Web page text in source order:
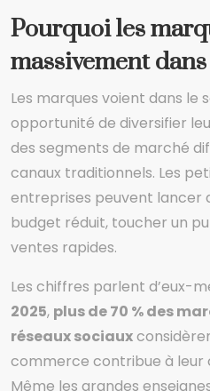
Pourquoi les
massivement
Les marques voient dans le
opportunité de diversifier
des segments de marché
canaux traditionnels. Les
entreprises peuvent lancer
budget réduit, toucher un
ventes rapides.
Les chiffres parlent d’eux-
2025, plus de 70 % des
réseaux sociaux
commerce contribue à leur
Même les grandes